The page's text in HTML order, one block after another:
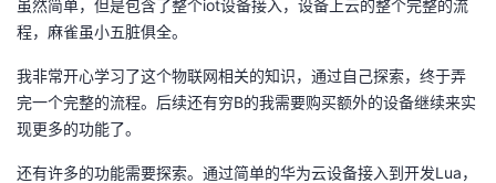
虽然简单，但是包含了整个iot设备接入，设备上云的整个完整的流
程，麻雀虽小五脏俱全。
我非常开心学习了这个物联网相关的知识，通过自己探索，终于弄
完一个完整的流程。后续还有穷B的我需要购买额外的设备继续来实
现更多的功能了。
还有许多的功能需要探索。通过简单的华为云设备接入到开发Lua，